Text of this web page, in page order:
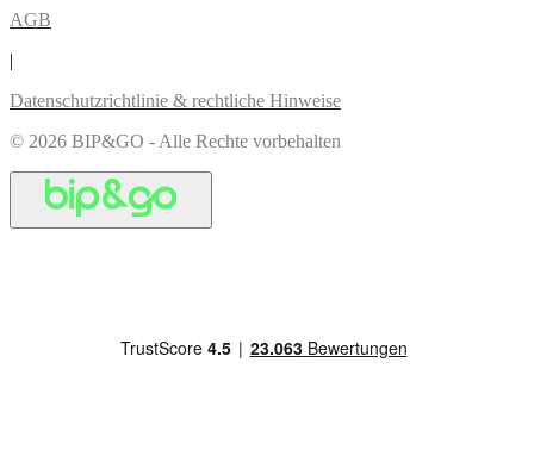
AGB
|
Datenschutzrichtlinie & rechtliche Hinweise
© 2026 BIP&GO - Alle Rechte vorbehalten